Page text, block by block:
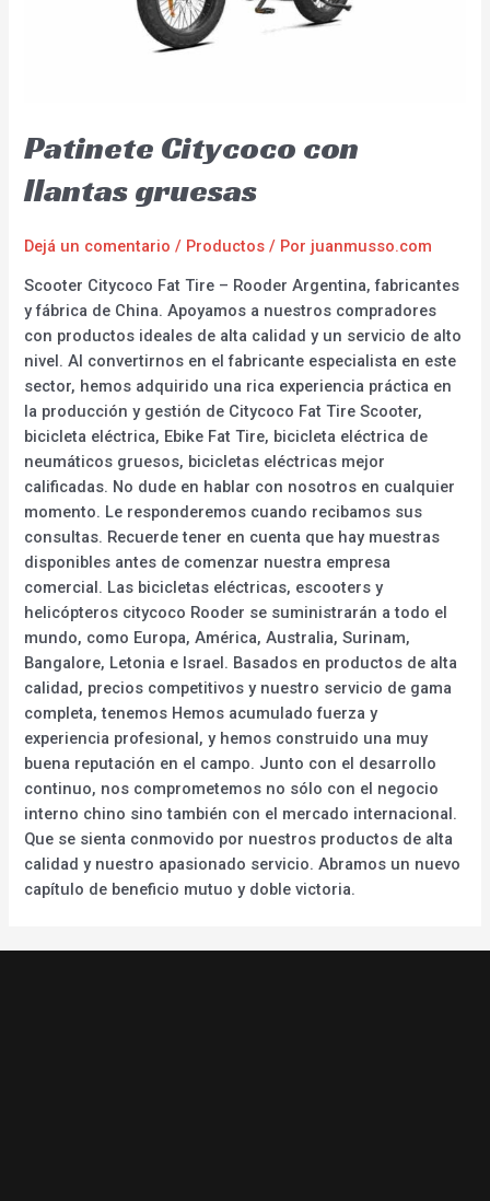
Patinete Citycoco con
llantas gruesas
Dejá un comentario / Productos / Por juanmusso.com
Scooter Citycoco Fat Tire – Rooder Argentina, fabricantes
y fábrica de China. Apoyamos a nuestros compradores
con productos ideales de alta calidad y un servicio de alto
nivel. Al convertirnos en el fabricante especialista en este
sector, hemos adquirido una rica experiencia práctica en
la producción y gestión de Citycoco Fat Tire Scooter,
bicicleta eléctrica, Ebike Fat Tire, bicicleta eléctrica de
neumáticos gruesos, bicicletas eléctricas mejor
calificadas. No dude en hablar con nosotros en cualquier
momento. Le responderemos cuando recibamos sus
consultas. Recuerde tener en cuenta que hay muestras
disponibles antes de comenzar nuestra empresa
comercial. Las bicicletas eléctricas, escooters y
helicópteros citycoco Rooder se suministrarán a todo el
mundo, como Europa, América, Australia, Surinam,
Bangalore, Letonia e Israel. Basados en productos de alta
calidad, precios competitivos y nuestro servicio de gama
completa, tenemos Hemos acumulado fuerza y
experiencia profesional, y hemos construido una muy
buena reputación en el campo. Junto con el desarrollo
continuo, nos comprometemos no sólo con el negocio
interno chino sino también con el mercado internacional.
Que se sienta conmovido por nuestros productos de alta
calidad y nuestro apasionado servicio. Abramos un nuevo
capítulo de beneficio mutuo y doble victoria.